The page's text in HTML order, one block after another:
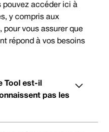
pouvez accéder ici à
y compris aux
vous assurer que
répond à vos besoins
Tool est-il
pas les